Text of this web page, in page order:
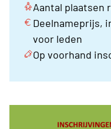
Aantal plaatsen
Deelnameprijs,
voor leden
Op voorhand